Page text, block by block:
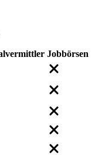
Jobbörsen